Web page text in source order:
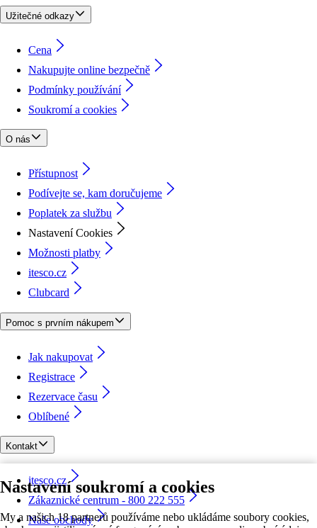
Nastavení soukromí a cookies
My a našich 18 partnerů používáme nebo ukládáme soubory cookies,
Užitečné odkazy
Cena
Nakupujte online bezpečně
Podmínky používání
Soukromí a cookies
O nás
Přístupnost
Podívejte se, kam doručujeme
Poplatek za službu
Nastavení Cookies
Možnosti platby
itesco.cz
Clubcard
Pomoc s prvním nákupem
Jak nakupovat
Registrace
Rezervace času
Oblíbené
Kontakt
itesco.cz
Zákaznické centrum - 800 222 555
Naše obchody